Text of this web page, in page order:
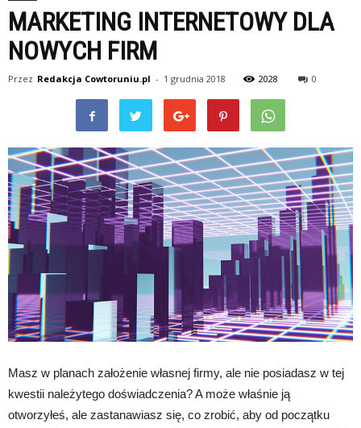
MARKETING INTERNETOWY DLA
NOWYCH FIRM
Przez Redakcja Cowtoruniu.pl - 1 grudnia 2018 2028 0
Masz w planach założenie własnej firmy, ale nie posiadasz w tej
kwestii należytego doświadczenia? A może właśnie ją
otworzyłeś, ale zastanawiasz się, co zrobić, aby od początku